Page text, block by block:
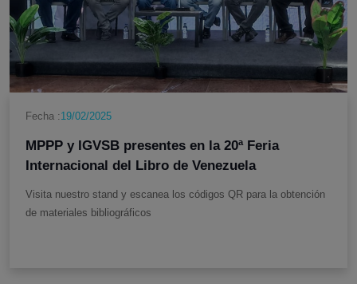
Fecha :19/02/2025
MPPP y IGVSB presentes en la 20ª Feria
Internacional del Libro de Venezuela
Visita nuestro stand y escanea los códigos QR para la obtención
de materiales bibliográficos